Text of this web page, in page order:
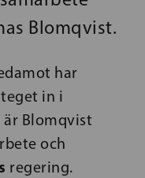
Blomqvist.
har
in i
Blomqvist
och
regering.